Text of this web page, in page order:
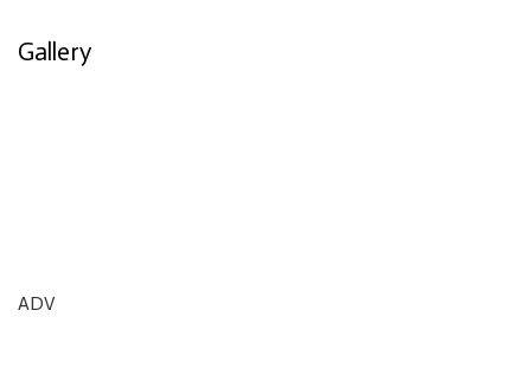
Gallery
ADV